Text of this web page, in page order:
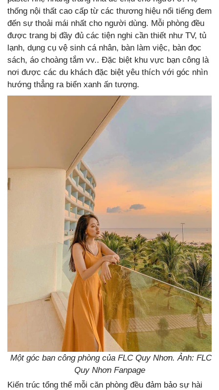
thống nội thất cao cấp từ các thương hiệu nổi tiếng đem
đến sự thoải mái nhất cho người dùng. Mỗi phòng đều
được trang bị đầy đủ các tiện nghi cần thiết như TV, tủ
lạnh, dụng cụ vệ sinh cá nhân, bàn làm việc, bàn đọc
sách, áo choàng tắm vv.. Đặc biệt khu vực bạn công là
nơi được các du khách đặc biệt yêu thích với góc nhìn
hướng thẳng ra biển xanh ấn tượng.
Một góc ban công phòng của FLC Quy Nhơn. Ảnh: FLC
Quy Nhơn Fanpage
Kiến trúc tổng thể mỗi căn phòng đều đảm bảo sự hài